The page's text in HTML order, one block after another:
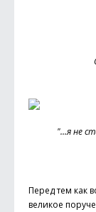
"…я не
Перед тем как
великое